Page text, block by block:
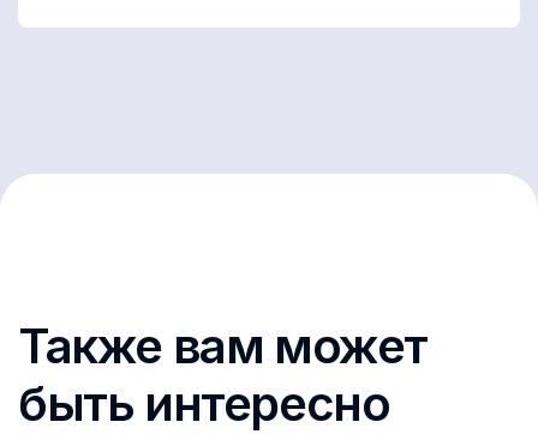
Также вам может
быть интересно